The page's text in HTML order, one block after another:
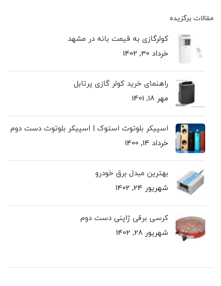
مقالات برگزیده
کولرگازی به قیمت بانه در مشهد
خرداد 30, 1402
راهنمای خرید کولر گازی پرتابل
مهر 18, 1401
اسپیکر بلوتوث استوک | اسپیکر بلوتوث دست دوم
خرداد 14, 1400
بهترین مبدل برق خودرو
شهریور 24, 1402
کرسی برقی ژاپنی دست دوم
شهریور 28, 1402